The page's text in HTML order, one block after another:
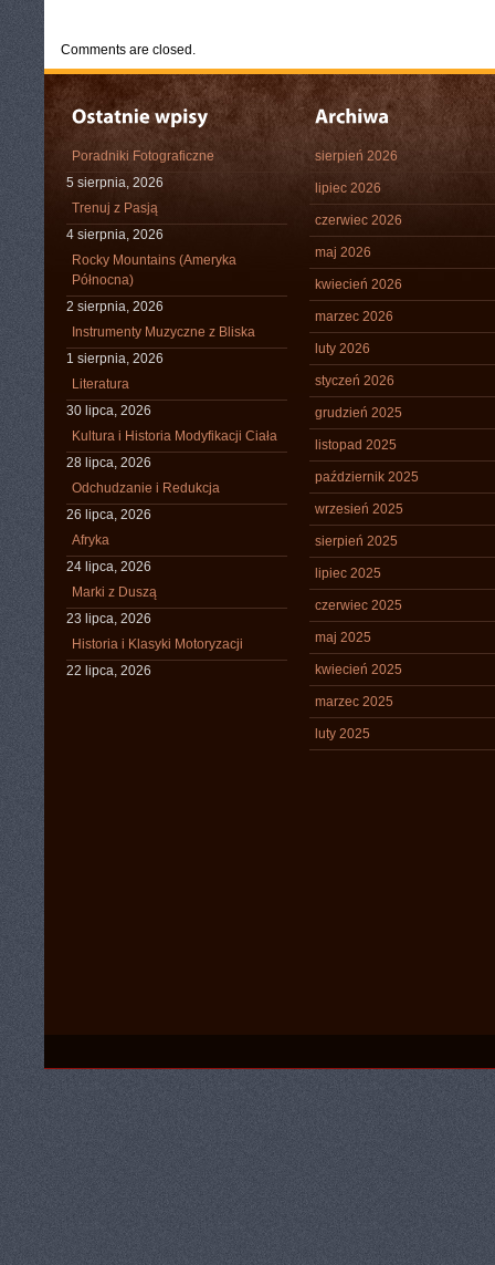
Comments are closed.
Poradniki Fotograficzne
5 sierpnia, 2026
Trenuj z Pasją
4 sierpnia, 2026
Rocky Mountains (Ameryka
Północna)
2 sierpnia, 2026
Instrumenty Muzyczne z Bliska
1 sierpnia, 2026
Literatura
30 lipca, 2026
Kultura i Historia Modyfikacji Ciała
28 lipca, 2026
Odchudzanie i Redukcja
26 lipca, 2026
Afryka
24 lipca, 2026
Marki z Duszą
23 lipca, 2026
Historia i Klasyki Motoryzacji
22 lipca, 2026
sierpień 2026
lipiec 2026
czerwiec 2026
maj 2026
kwiecień 2026
marzec 2026
luty 2026
styczeń 2026
grudzień 2025
listopad 2025
październik 2025
wrzesień 2025
sierpień 2025
lipiec 2025
czerwiec 2025
maj 2025
kwiecień 2025
marzec 2025
luty 2025